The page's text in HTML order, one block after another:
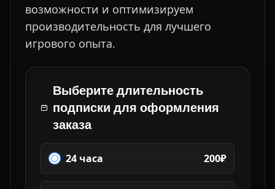
возможности и оптимизируем
производительность для лучшего
игрового опыта.
Выберите длительность
подписки для оформления
заказа
24 часа 200₽